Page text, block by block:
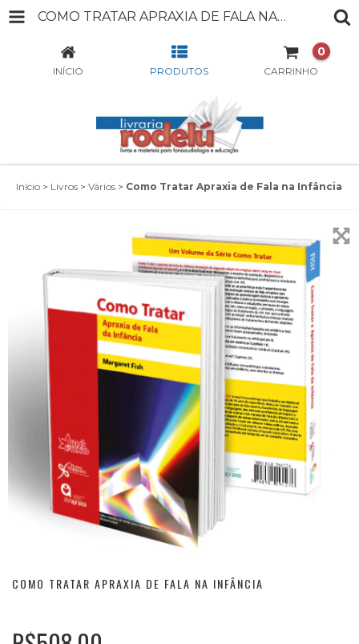
COMO TRATAR APRAXIA DE FALA NA INFÂNCIA
INÍCIO PRODUTOS CARRINHO
0
Início > Livros > Vários > Como Tratar Apraxia de Fala na Infância
COMO TRATAR APRAXIA DE FALA NA INFÂNCIA